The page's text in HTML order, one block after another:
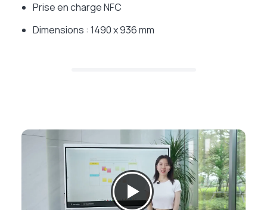
Prise en charge NFC
Dimensions : 1490 x 936 mm